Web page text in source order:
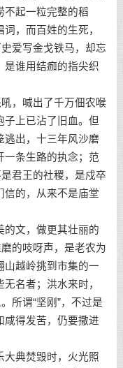
不起一粒完整的稻
，而百姓的生死，
爱写金戈铁马，却忘
是谁用结痂的指尖织
，喊出了千万佃农喉
子上已沾了旧血。但
出，十三年风沙磨
一条生路的执念；范
君王的社稷，是戍卒
信的，从来不是庙堂
的文，做更其壮丽的
的吱呀声，是老农为
山越岭挑到市集的一
名者；洪水来时，
所谓“坚刚”，不过是
得发苦，仍要撒进
大典焚毁时，火光照